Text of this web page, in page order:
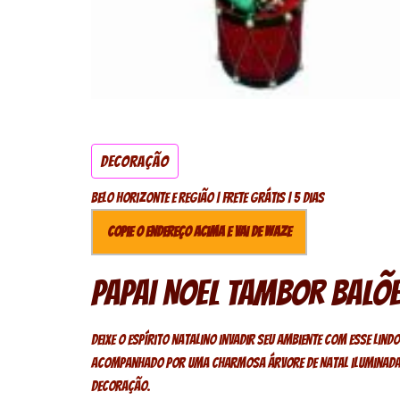
Decoração
Belo Horizonte e região | Frete Grátis | 5 dias
Copie o endereço acima e vai de Waze
Papai Noel Tambor
Deixe o espírito natalino invadir seu ambiente com esse
acompanhado por uma charmosa árvore de Natal
decoração.